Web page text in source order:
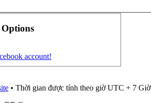
• Thời gian được tính theo giờ UTC + 7 Giờ